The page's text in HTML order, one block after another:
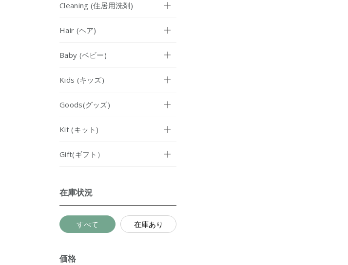
Cleaning (住居用洗剤)
Hair (ヘア)
Baby (ベビー)
Kids (キッズ)
Goods(グッズ)
Kit (キット)
Gift(ギフト）
在庫状況
すべて 在庫あり
価格